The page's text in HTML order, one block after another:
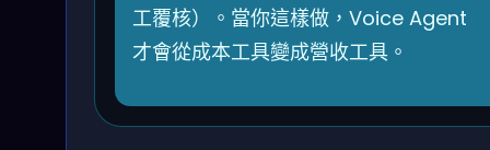
工覆核）。當你這樣做，Voice Agent
才會從成本工具變成營收工具。